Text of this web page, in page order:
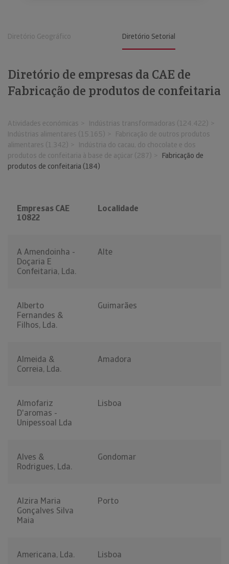
Diretório Geográfico Diretório Setorial
Diretório de empresas da CAE de
Fabricação de produtos de confeitaria
Atividades económicas
Indústrias transformadoras (124.422)
Indústrias alimentares (15.165)
Fabricação de outros produtos
alimentares (1.342)
Indústria do cacau, do chocolate e dos
produtos de confeitaria à base de açúcar (287)
Fabricação de
produtos de confeitaria (184)
Empresas CAE
10822
Localidade
A Amendoinha -
Doçaria E
Confeitaria, Lda.
Alte
Alberto
Fernandes &
Filhos, Lda.
Guimarães
Almeida &
Correia, Lda.
Amadora
Almofariz
D'aromas -
Unipessoal Lda
Lisboa
Alves &
Rodrigues, Lda.
Gondomar
Alzira Maria
Gonçalves Silva
Maia
Porto
Americana, Lda. Lisboa